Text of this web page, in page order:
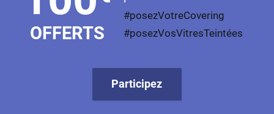
Maybach
Mazda
OFFERTS
#posezVotreCovering
#posezVosVitresTeintées
Participez